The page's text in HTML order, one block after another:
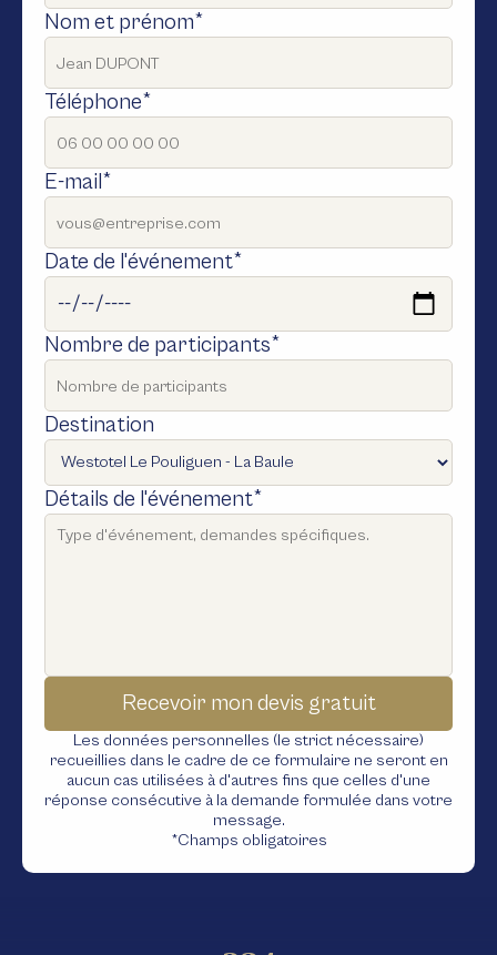
Nom et prénom*
Téléphone*
E-mail*
Date de l'événement*
Nombre de participants*
Destination
Détails de l'événement*
Les données personnelles (le strict nécessaire)
recueillies dans le cadre de ce formulaire ne seront en
aucun cas utilisées à d'autres fins que celles d'une
réponse consécutive à la demande formulée dans votre
message.
*Champs obligatoires